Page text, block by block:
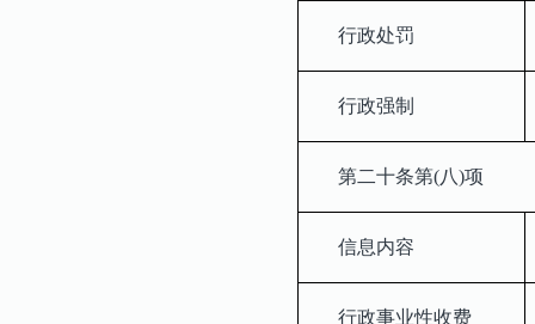
行政处罚
行政强制
第二十条第(八)项
信息内容
行政事业性收费